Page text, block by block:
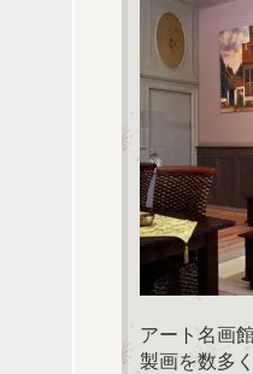
アート名画
製画を数多